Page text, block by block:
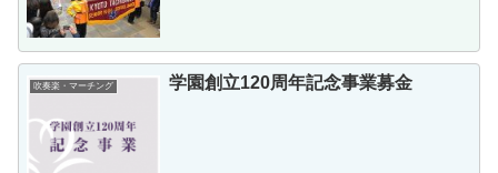
吹奏楽・マーチング 学園創立120周年記念事業募金